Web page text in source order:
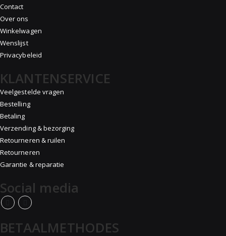
Contact
Over ons
Winkelwagen
Wenslijst
Privacybeleid
KLANTENSERVICE
Veelgestelde vragen
Bestelling
Betaling
Verzending & bezorging
Retourneren & ruilen
Retourneren
Garantie & reparatie
Social media
BETAALMETHODES